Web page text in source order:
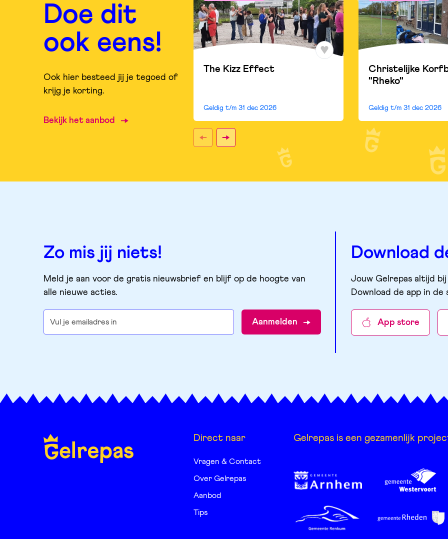
Doe dit
ook eens!
Ook hier besteed jij je tegoed of
krijg je korting.
Bekijk het aanbod
The Kizz Effect
Geldig t/m 31 dec 2026
Christelijke
"Rheko"
Geldig t/m 31 dec 2026
Zo mis jij niets!
Meld je aan voor de gratis nieuwsbrief en blijf op de hoogte van
alle nieuwe acties.
Aanmelden
Download
Jouw Gelrepas altijd bij
Download de app in de
App store
Direct naar
Vragen & Contact
Over Gelrepas
Aanbod
Tips
Gelrepas is een gezamenlijk